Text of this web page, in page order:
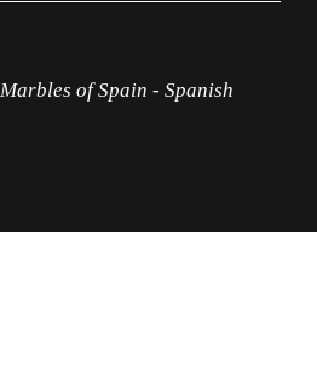
Marbles of Spain - Spanish